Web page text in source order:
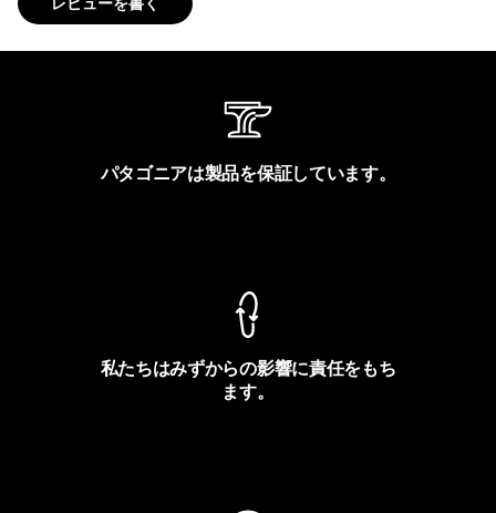
パタゴニアは製品を保証しています。
私たちはみずからの影響に責任をもち
ます。